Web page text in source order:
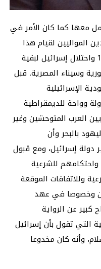
معها كما كان الأمر في
المواليين لقيام هذا
الكيان، وبدأ التحول بعد عدوان 1967 واحتلال إسرائيل لبقية
وسيناء المصرية. قبل
الإسرائيلية
وواحة للديمقراطية
العرب المتوحشين وغير
بالبحر وأن
دولة إسرائيل، ومع قبول
واحتكامهم للشرعية
وللاتفاقات الموقعة
وخصوصا في عهد
كبير عن الرواية
التي تقول بأن إسرائيل
وأنه كان مخدوعا